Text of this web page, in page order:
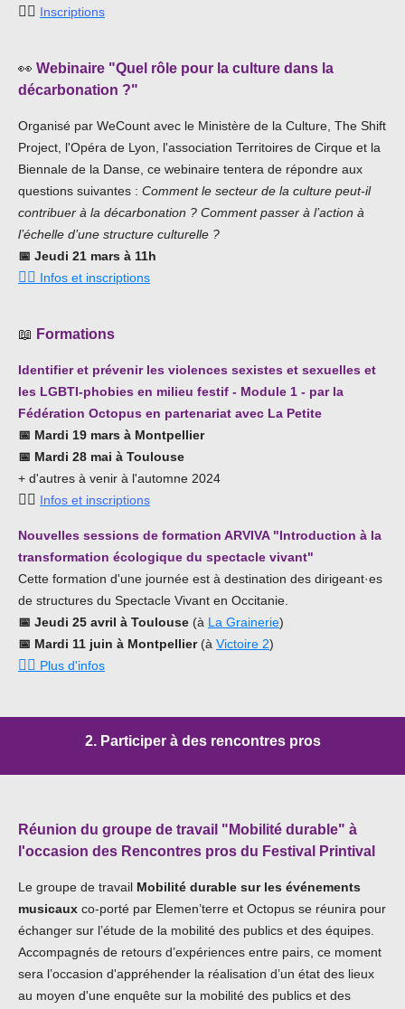
👉🏿 Inscriptions
👀 Webinaire "Quel rôle pour la culture dans la
décarbonation ?"
Organisé par WeCount avec le Ministère de la Culture, The Shift
Project, l'Opéra de Lyon, l'association Territoires de Cirque et la
Biennale de la Danse, ce webinaire tentera de répondre aux
questions suivantes : Comment le secteur de la culture peut-il
contribuer à la décarbonation ? Comment passer à l’action à
l’échelle d’une structure culturelle ?
📅 Jeudi 21 mars à 11h
👉🏾 Infos et inscriptions
📖 Formations
Identifier et prévenir les violences sexistes et sexuelles et
les LGBTI-phobies en milieu festif - Module 1 - par la
Fédération Octopus en partenariat avec La Petite
📅 Mardi 19 mars à Montpellier
📅 Mardi 28 mai à Toulouse
+ d'autres à venir à l'automne 2024
👉🏿 Infos et inscriptions
Nouvelles sessions de formation ARVIVA "Introduction à la
transformation écologique du spectacle vivant"
Cette formation d'une journée est à destination des dirigeant·es
de structures du Spectacle Vivant en Occitanie.
📅 Jeudi 25 avril à Toulouse (à La Grainerie)
📅 Mardi 11 juin à Montpellier(à Victoire 2)
👉🏿 Plus d'infos
2. Participer à des rencontres pros
Réunion du groupe de travail "Mobilité durable" à
l'occasion des Rencontres pros du Festival Printival
Le groupe de travail Mobilité durable sur les événements
musicaux co-porté par Elemen’terre et Octopus se réunira pour
échanger sur l’étude de la mobilité des publics et des équipes.
Accompagnés de retours d’expériences entre pairs, ce moment
sera l’occasion d'appréhender la réalisation d’un état des lieux
au moyen d'une enquête sur la mobilité des publics et des